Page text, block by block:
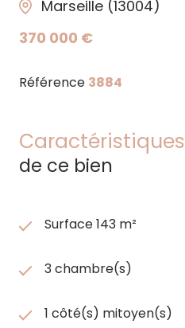
Marseille (13004)
370 000 €
Référence 3884
Caractéristiques
de ce bien
Surface 143 m²
3 chambre(s)
1 côté(s) mitoyen(s)